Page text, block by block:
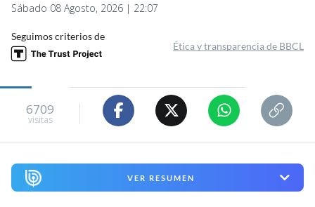
Sábado 08 Agosto, 2026 | 22:07
Seguimos criterios de
Ética y transparencia de BBCL
6709
visitas
VER RESUMEN